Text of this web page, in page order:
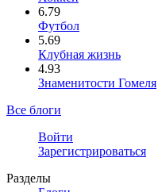
6.79
Футбол
5.69
Клубная жизнь
4.93
Знаменитости Гомеля
Все блоги
Войти
Зарегистрироваться
Разделы